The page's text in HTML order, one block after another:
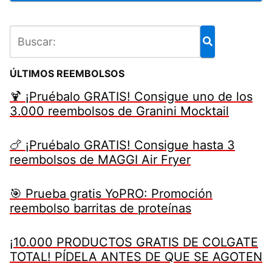
ÚLTIMOS REEMBOLSOS
🍹 ¡Pruébalo GRATIS! Consigue uno de los
3.000 reembolsos de Granini Mocktail
🍗 ¡Pruébalo GRATIS! Consigue hasta 3
reembolsos de MAGGI Air Fryer
🎯 Prueba gratis YoPRO: Promoción
reembolso barritas de proteínas
¡10.000 PRODUCTOS GRATIS DE COLGATE
TOTAL! PÍDELA ANTES DE QUE SE AGOTEN